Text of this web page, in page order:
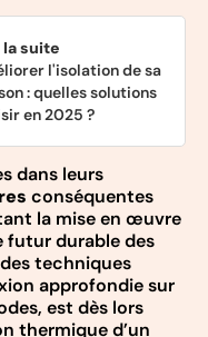
la suite
l'isolation de sa
: quelles solutions
en 2025 ?
dans leurs
conséquentes
la mise en œuvre
futur durable des
techniques
approfondie sur
est dès lors
thermique d’un